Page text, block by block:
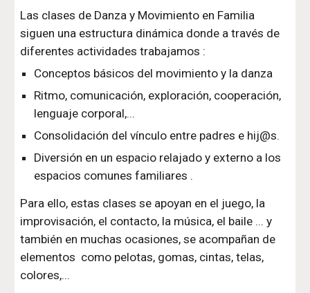
Las clases de Danza y Movimiento en Familia
siguen una estructura dinámica donde a través de
diferentes actividades trabajamos :
Conceptos básicos del movimiento y la danza
Ritmo, comunicación, exploración, cooperación,
lenguaje corporal,...
Consolidación del vínculo entre padres e hij@s.
Diversión en un espacio relajado y externo a los
espacios comunes familiares .
Para ello, estas clases se apoyan en el juego, la
improvisación, el contacto, la música, el baile ... y
también en muchas ocasiones, se acompañan de
elementos  como pelotas, gomas, cintas, telas,
colores,...